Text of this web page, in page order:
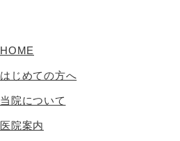
HOME
はじめての方へ
当院について
医院案内